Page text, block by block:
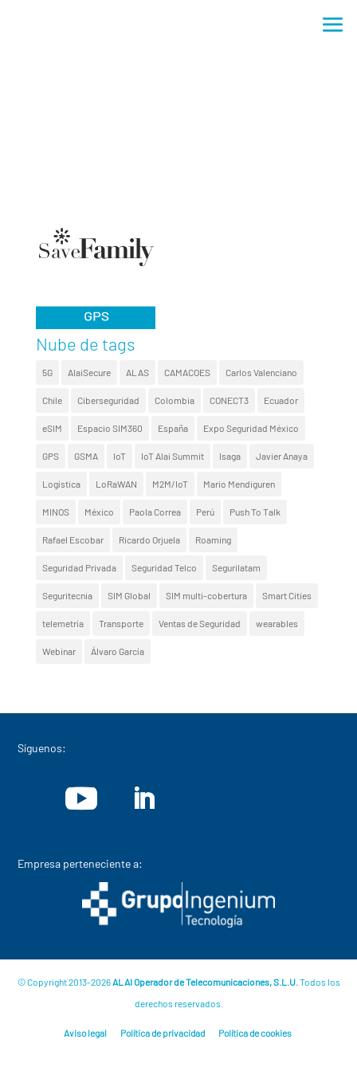
Nube de tags
5G AlaiSecure ALAS CAMACOES Carlos Valenciano
Chile Ciberseguridad Colombia CONECT3 Ecuador
eSIM Espacio SIM360 España Expo Seguridad México
GPS GSMA IoT IoT Alai Summit Isaga Javier Anaya
Logística LoRaWAN M2M/IoT Mario Mendiguren
MINOS México Paola Correa Perú Push To Talk
Rafael Escobar Ricardo Orjuela Roaming
Seguridad Privada Seguridad Telco Segurilatam
Seguritecnia SIM Global SIM multi-cobertura Smart Cities
telemetría Transporte Ventas de Seguridad wearables
Webinar Álvaro García
Síguenos:
Empresa perteneciente a:
© Copyright 2013-2026ALAI Operador de Telecomunicaciones, S.L.U.Todos los
derechos reservados.
Aviso legal Política de privacidad Política de cookies